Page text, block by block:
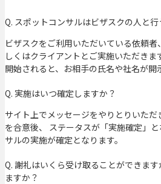
Q. スポットコンサルはビザスクの人と行
ビザスクをご利用いただいている依頼
しくはクライアントとご実施いただき
開始されると、お相手の氏名や社名が開
Q. 実施はいつ確定しますか？
サイト上でメッセージをやりとりいた
を合意後、 ステータスが「実施確定」
サルの実施が確定となります。
Q. 謝礼はいくら受け取ることができま
ますか？